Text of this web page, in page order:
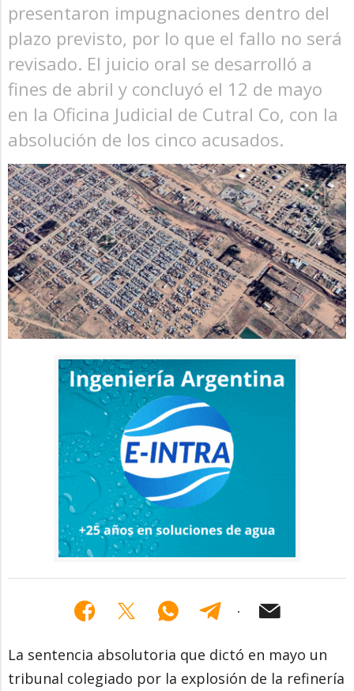
presentaron impugnaciones dentro del
plazo previsto, por lo que el fallo no será
revisado. El juicio oral se desarrolló a
fines de abril y concluyó el 12 de mayo
en la Oficina Judicial de Cutral Co, con la
absolución de los cinco acusados.
La sentencia absolutoria que dictó en mayo un
tribunal colegiado por la explosión de la refinería